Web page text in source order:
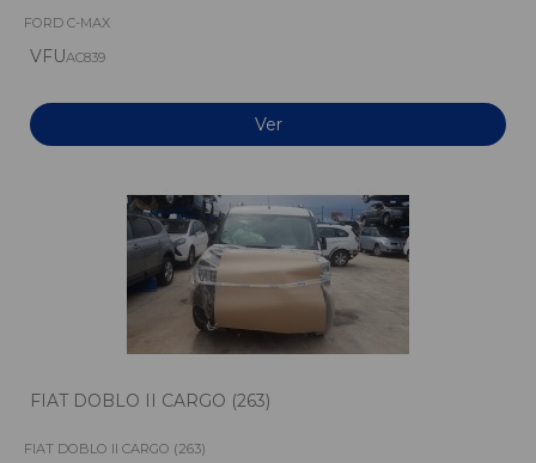
FORD C-MAX
VFUAC839
Ver
FIAT DOBLO II CARGO (263)
FIAT DOBLO II CARGO (263)